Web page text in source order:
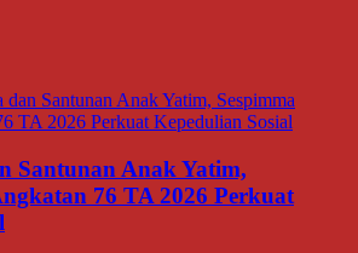
Santunan Anak Yatim,
76 TA 2026 Perkuat